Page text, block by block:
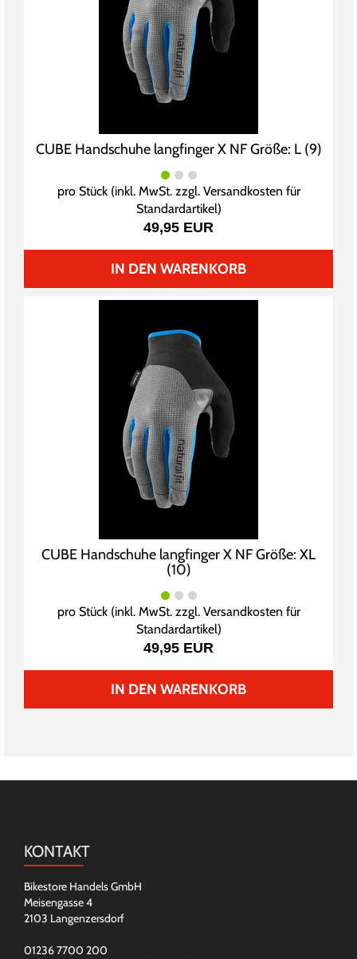
CUBE Handschuhe langfinger X NF Größe: L (9)
pro Stück (inkl. MwSt. zzgl. Versandkosten für
Standardartikel)
49,95 EUR
IN DEN WARENKORB
CUBE Handschuhe langfinger X NF Größe: XL
(10)
pro Stück (inkl. MwSt. zzgl. Versandkosten für
Standardartikel)
49,95 EUR
IN DEN WARENKORB
KONTAKT
Bikestore Handels GmbH
Meisengasse 4
2103 Langenzersdorf
01236 7700 200